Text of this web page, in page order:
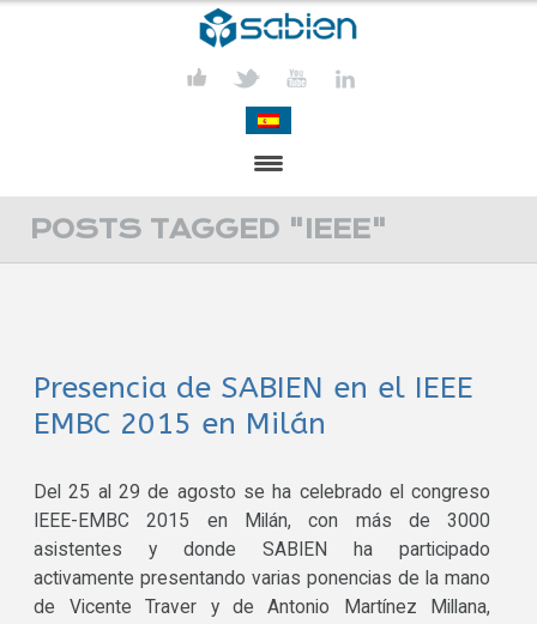
PRESENTATION
ACTIVITIES
MEDIA
CONTACT
POSTS TAGGED "IEEE"
Presencia de SABIEN en el IEEE
EMBC 2015 en Milán
Del 25 al 29 de agosto se ha celebrado el congreso
IEEE-EMBC 2015 en Milán, con más de 3000
asistentes y donde SABIEN ha participado
activamente presentando varias ponencias de la mano
de Vicente Traver y de Antonio Martínez Millana,